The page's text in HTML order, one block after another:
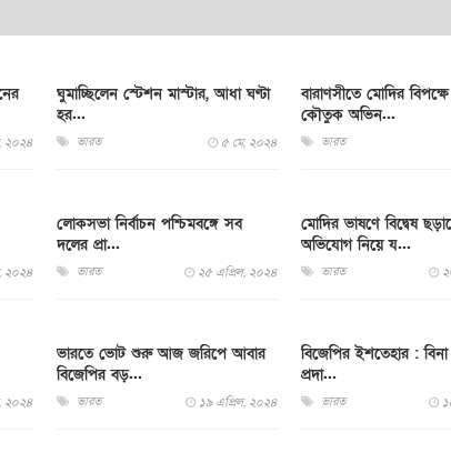
২০২৪
ঘুমাচ্ছিলেন স্টেশন মাস্টার, আধা ঘণ্টা
হর...
ভারত ৫ মে, ২০২৪
বারাণসীতে মোদির
কৌতুক অভিন...
ভারত
২০২৪
লোকসভা নির্বাচন পশ্চিমবঙ্গে সব
দলের প্রা...
ভারত ২৫ এপ্রিল, ২০২৪
মোদির ভাষণে বিদ্বেষ
অভিযোগ নিয়ে য...
ভারত
২০২৪
ভারতে ভোট শুরু আজ জরিপে আবার
বিজেপির বড়...
ভারত ১৯ এপ্রিল, ২০২৪
বিজেপির ইশতেহার :
প্রদা...
ভারত